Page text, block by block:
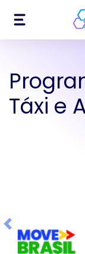
Menu
Táxi e
Previous